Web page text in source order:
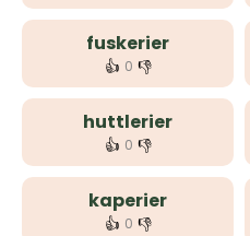
fuskerier
👍 0 👎
huttlerier
👍 0 👎
kaperier
👍 0 👎